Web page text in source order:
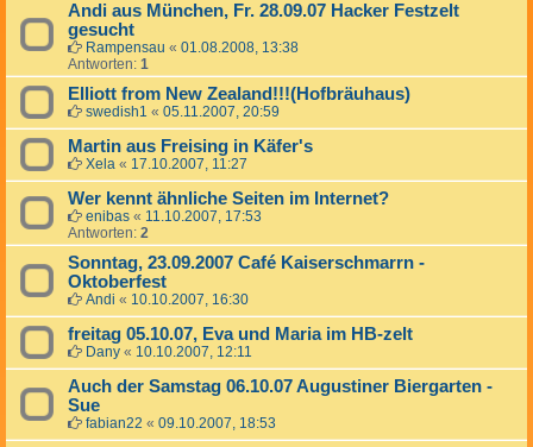
Andi aus München, Fr. 28.09.07 Hacker Festzelt
gesucht
Rampensau « 01.08.2008, 13:38
Antworten: 1
Elliott from New Zealand!!!(Hofbräuhaus)
swedish1 « 05.11.2007, 20:59
Martin aus Freising in Käfer's
Xela « 17.10.2007, 11:27
Wer kennt ähnliche Seiten im Internet?
enibas « 11.10.2007, 17:53
Antworten: 2
Sonntag, 23.09.2007 Café Kaiserschmarrn -
Oktoberfest
Andi « 10.10.2007, 16:30
freitag 05.10.07, Eva und Maria im HB-zelt
Dany « 10.10.2007, 12:11
Auch der Samstag 06.10.07 Augustiner Biergarten -
Sue
fabian22 « 09.10.2007, 18:53